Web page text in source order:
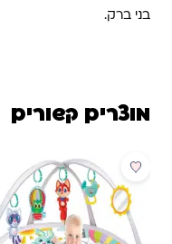
בני ברק.
מוצרים קשורים
מבצע